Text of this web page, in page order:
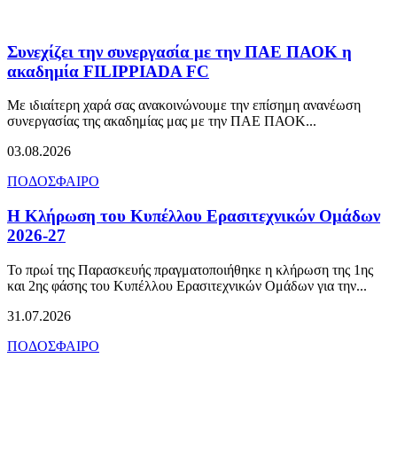
Συνεχίζει την συνεργασία με την ΠΑΕ ΠΑΟΚ η
ακαδημία FILIPPIADA FC
Με ιδιαίτερη χαρά σας ανακοινώνουμε την επίσημη ανανέωση
συνεργασίας της ακαδημίας μας με την ΠΑΕ ΠΑΟΚ...
03.08.2026
ΠΟΔΟΣΦΑΙΡΟ
Η Κλήρωση του Κυπέλλου Ερασιτεχνικών Ομάδων
2026-27
Το πρωί της Παρασκευής πραγματοποιήθηκε η κλήρωση της 1ης
και 2ης φάσης του Κυπέλλου Ερασιτεχνικών Ομάδων για την...
31.07.2026
ΠΟΔΟΣΦΑΙΡΟ